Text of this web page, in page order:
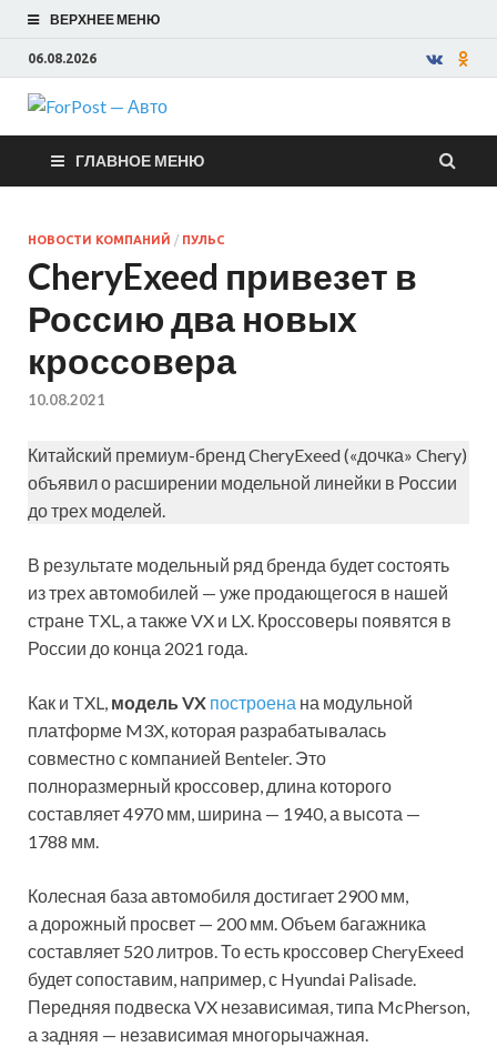
ВЕРХНЕЕ МЕНЮ
06.08.2026
ForPost —
Авто
ГЛАВНОЕ МЕНЮ
НОВОСТИ КОМПАНИЙ / ПУЛЬС
CheryExeed привезет в
Россию два новых
кроссовера
10.08.2021
Китайский премиум-бренд CheryExeed («дочка» Chery)
объявил о расширении модельной линейки в России
до трех моделей.
В результате модельный ряд бренда будет состоять
из трех автомобилей — уже продающегося в нашей
стране TXL, а также VX и LX. Кроссоверы появятся в
России до конца 2021 года.
Как и TXL, модель VX построена на модульной
платформе M3X, которая разрабатывалась
совместно с компанией Benteler. Это
полноразмерный кроссовер, длина которого
составляет 4970 мм, ширина — 1940, а высота —
1788 мм.
Колесная база автомобиля достигает 2900 мм,
а дорожный просвет — 200 мм. Объем багажника
составляет 520 литров. То есть кроссовер CheryExeed
будет сопоставим, например, с Hyundai Palisade.
Передняя подвеска VX независимая, типа McPherson,
а задняя — независимая многорычажная.